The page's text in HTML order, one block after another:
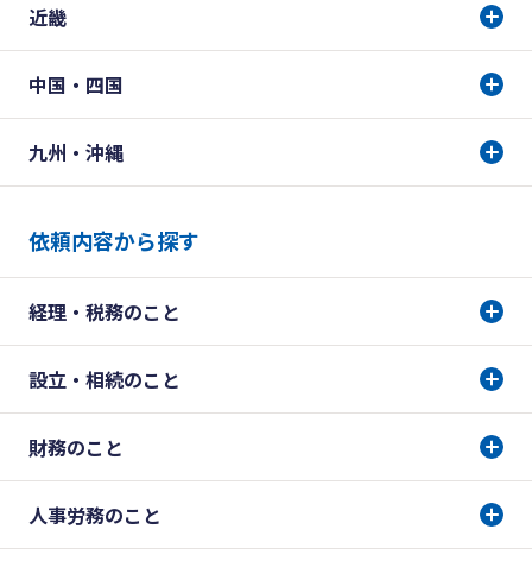
近畿
中国・四国
九州・沖縄
依頼内容から探す
経理・税務のこと
設立・相続のこと
財務のこと
人事労務のこと